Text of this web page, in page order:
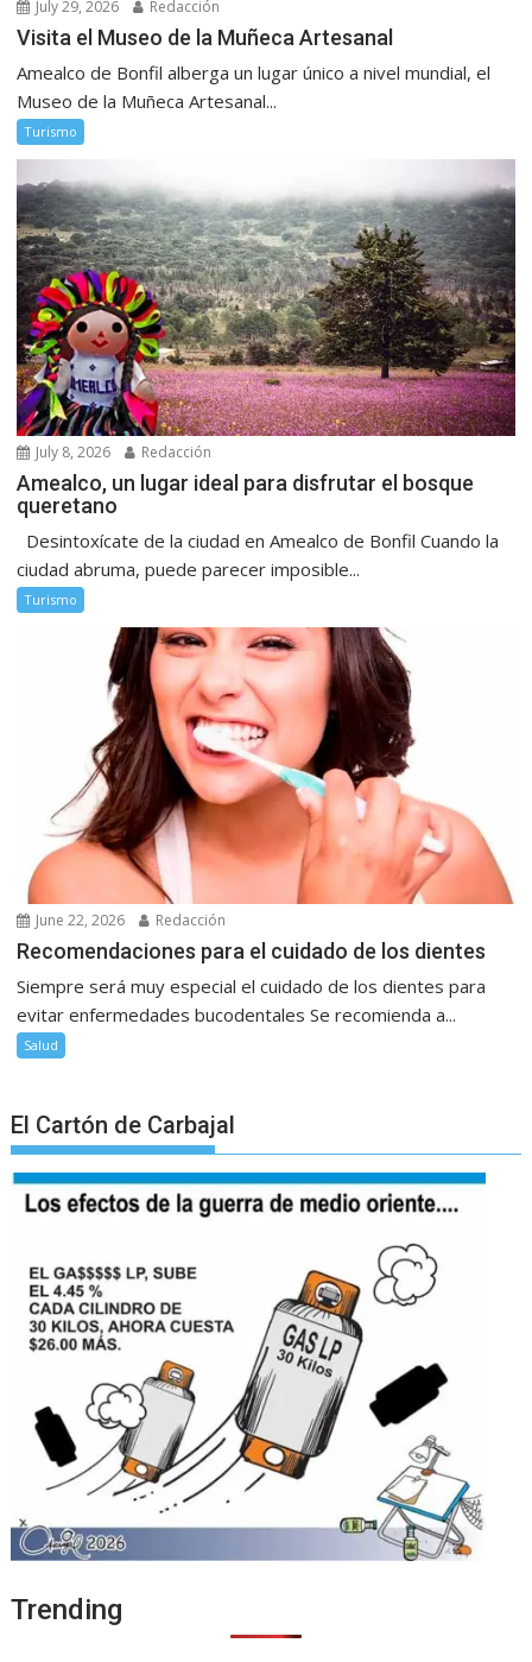
July 29, 2026 Redacción
Visita el Museo de la Muñeca Artesanal
Amealco de Bonfil alberga un lugar único a nivel mundial, el
Museo de la Muñeca Artesanal...
Turismo
July 8, 2026 Redacción
Amealco, un lugar ideal para disfrutar el bosque
queretano
Desintoxícate de la ciudad en Amealco de Bonfil Cuando la
ciudad abruma, puede parecer imposible...
Turismo
June 22, 2026 Redacción
Recomendaciones para el cuidado de los dientes
Siempre será muy especial el cuidado de los dientes para
evitar enfermedades bucodentales Se recomienda a...
Salud
El Cartón de Carbajal
Trending